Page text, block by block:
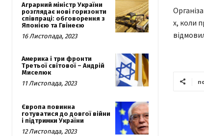
Аграрний міністр України
розглядає нові горизонти
співпраці: обговорення з
Японією та Гвінеєю
16 Листопада, 2023
Америка і три фронти
Третьої світової – Андрій
Миселюк
11 Листопада, 2023
Європа повинна
готуватися до довгої війни
і підтримки України
12 Листопада, 2023
х, коли